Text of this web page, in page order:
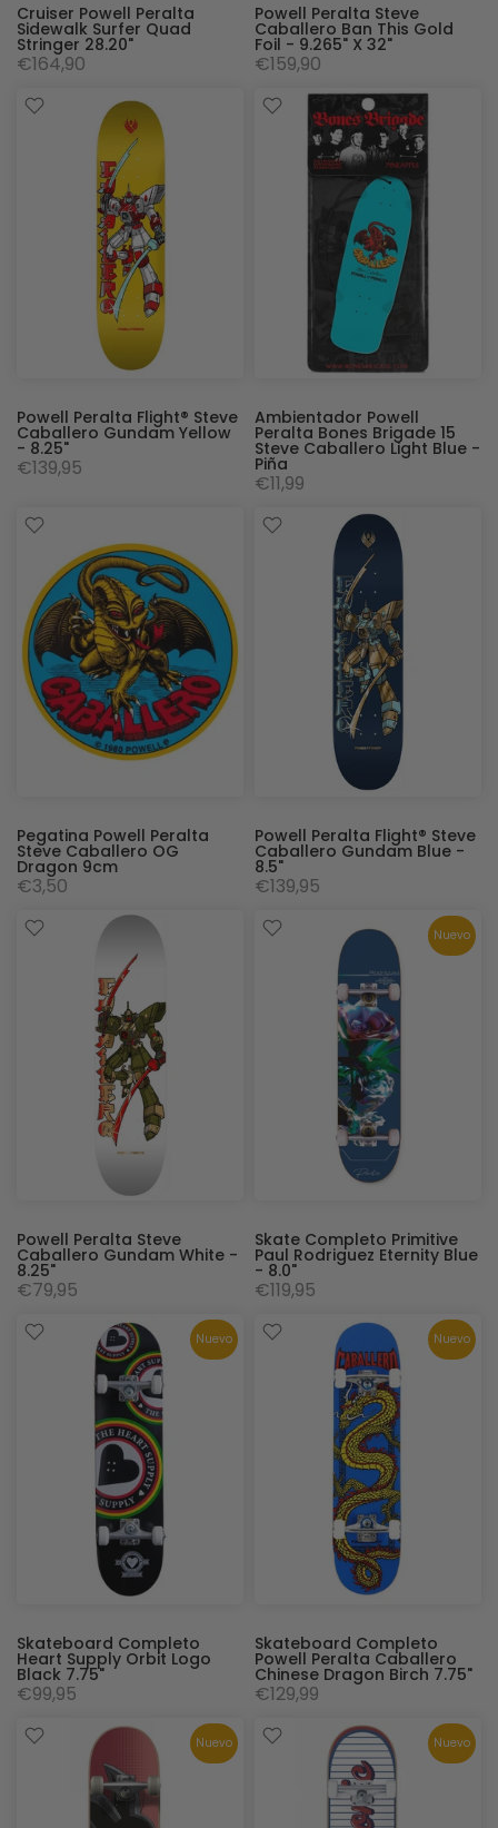
Cruiser Powell Peralta
Sidewalk Surfer Quad
Stringer 28.20"
€164,90
Powell Peralta Steve
Caballero Ban This Gold
Foil - 9.265" X 32"
€159,90
Powell Peralta Flight® Steve
Caballero Gundam Yellow
- 8.25"
€139,95
Ambientador Powell
Peralta Bones Brigade 15
Steve Caballero Light Blue -
Piña
€11,99
Pegatina Powell Peralta
Steve Caballero OG
Dragon 9cm
€3,50
Powell Peralta Flight® Steve
Caballero Gundam Blue -
8.5"
€139,95
Powell Peralta Steve
Caballero Gundam White -
8.25"
€79,95
Nuevo
Skate Completo Primitive
Paul Rodriguez Eternity Blue
- 8.0"
€119,95
Nuevo
Skateboard Completo
Heart Supply Orbit Logo
Black 7.75"
€99,95
Nuevo
Skateboard Completo
Powell Peralta Caballero
Chinese Dragon Birch 7.75"
€129,99
Nuevo Nuevo